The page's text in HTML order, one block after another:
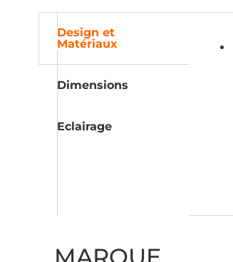
Design et
Matériaux
Dimensions
Eclairage